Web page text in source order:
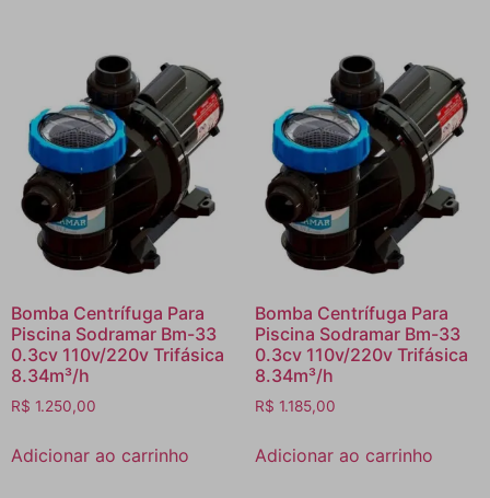
Bomba Centrífuga Para
Piscina Sodramar Bm-33
0.3cv 110v/220v Trifásica
8.34m³/h
R$ 1.250,00
Adicionar ao carrinho
Bomba Centrífuga Para
Piscina Sodramar Bm-33
0.3cv 110v/220v Trifásica
8.34m³/h
R$ 1.185,00
Adicionar ao carrinho